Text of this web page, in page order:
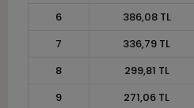
6
386,08 TL
7
336,79 TL
8
299,81 TL
9
271,06 TL